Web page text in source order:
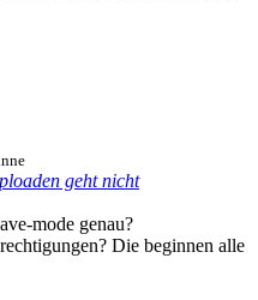
geht nicht
mode genau?
Die beginnen alle